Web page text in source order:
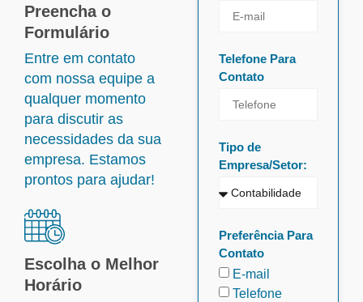
Preencha o
Formulário
Entre em contato
com nossa equipe a
qualquer momento
para discutir as
necessidades da sua
empresa. Estamos
prontos para ajudar!
Escolha o Melhor
Horário
Telefone Para
Contato
Tipo de
Empresa/Setor:
Preferência Para
Contato
E-mail
Telefone